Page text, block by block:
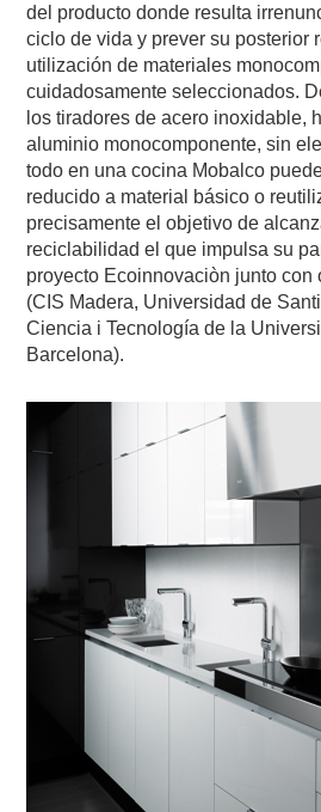
del producto donde resulta
ciclo de vida y prever su posterior
utilización de materiales
cuidadosamente seleccionados.
los tiradores de acero inoxidable,
aluminio monocomponente, sin
todo en una cocina Mobalco
reducido a material básico o
precisamente el objetivo de
reciclabilidad el que impulsa su
proyecto Ecoinnovaciòn junto con
(CIS Madera, Universidad de
Ciencia i Tecnología de la
Barcelona).